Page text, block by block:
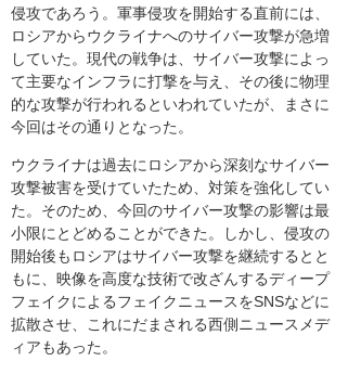
侵攻であろう。軍事侵攻を開始する直前には、
ロシアからウクライナへのサイバー攻撃が急増
していた。現代の戦争は、サイバー攻撃によっ
て主要なインフラに打撃を与え、その後に物理
的な攻撃が行われるといわれていたが、まさに
今回はその通りとなった。
ウクライナは過去にロシアから深刻なサイバー
攻撃被害を受けていたため、対策を強化してい
た。そのため、今回のサイバー攻撃の影響は最
小限にとどめることができた。しかし、侵攻の
開始後もロシアはサイバー攻撃を継続するとと
もに、映像を高度な技術で改ざんするディープ
フェイクによるフェイクニュースをSNSなどに
拡散させ、これにだまされる西側ニュースメデ
ィアもあった。